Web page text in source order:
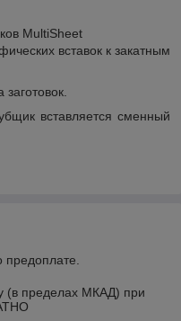
MultiSheet
вставок к закатным
вставляется сменный
предоплате.
(в пределах МКАД) при